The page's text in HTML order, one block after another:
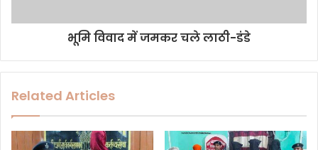
भूमि विवाद में जमकर चले लाठी-डंडे
Related Articles